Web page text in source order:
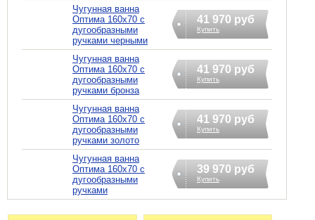
Чугунная ванна
Оптима 160х70 с
дугообразными
ручками черными
41 970 руб
Купить
Чугунная ванна
Оптима 160х70 с
дугообразными
ручками бронза
41 970 руб
Купить
Чугунная ванна
Оптима 160х70 с
дугообразными
ручками золото
41 970 руб
Купить
Чугунная ванна
Оптима 160х70 с
дугообразными
ручками
39 970 руб
Купить